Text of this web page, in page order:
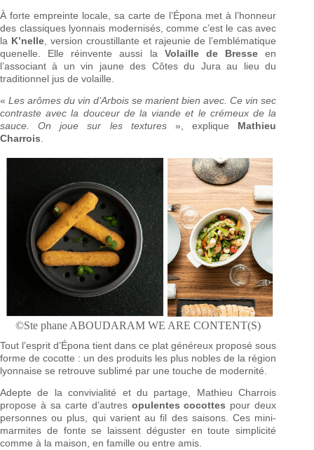
À forte empreinte locale, sa carte de l’Épona met à l’honneur
des classiques lyonnais modernisés, comme c’est le cas avec
la K’nelle , version croustillante et rajeunie de l’emblématique
quenelle. Elle réinvente aussi la Volaille de Bresse en
l’associant à un vin jaune des Côtes du Jura au lieu du
traditionnel jus de volaille.
«Les arômes du vin d’Arbois se marient bien avec. Ce vin sec
contraste avec la douceur de la viande et le crémeux de la
sauce.
On joue sur les textures », explique Mathieu
Charrois.
©Ste phane ABOUDARAM WE ARE CONTENT(S)
Tout l’esprit d’Épona tient dans ce plat généreux proposé sous
forme de cocotte : un des produits les plus nobles de la région
lyonnaise se retrouve sublimé par une touche de modernité.
Adepte de la convivialité et du partage, Mathieu Charrois
propose à sa carte d’autres opulentes cocottes pour deux
personnes ou plus, qui varient au fil des saisons. Ces mini-
marmites de fonte se laissent déguster en toute simplicité
comme à la maison, en famille ou entre amis.